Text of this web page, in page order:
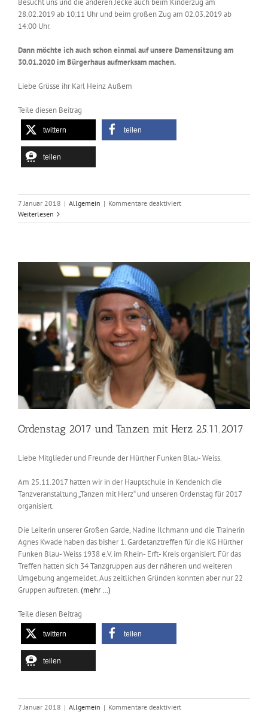
Besucht uns und die anderen Jecke auch beim Kinderzug am
28.02.2019 ab 10:11 Uhr und beim großen Zug am 02.03.2019 ab
14:00 Uhr.
Dann möchte ich auch schon einmal auf unsere Damensitzung am
30.01.2020 im Bürgerhaus aufmerksam machen.
Liebe Grüsse ihr Karl Heinz Außem
Teile diesen Beitrag
twittern teilen
teilen
7 Januar 2018 | Allgemein | Kommentare deaktiviertfür
gutes
Freunde
der
Hürther
Funken
Blau-
Weiterlesen
Ordenstag 2017 und Tanzen mit Herz 25.11.2017
Liebe Mitglieder und Freunde der Hürther Funken Blau- Weiss.
Am 25.11.2017 hatten wir in der Hauptschule in Kendenich die
Tanzveranstaltung „Tanzen mit Herz“ und unseren Ordenstag für 2017
organisiert.
Die Leiterin unserer Großen Garde, Nadine Ilchmann und die Trainerin
Agnes Kwade haben das bisher 1. Gardetanztreffen für die KG Hürther
Funken Blau- Weiss 1938 e.V. im Rhein- Erft- Kreis organisiert. Für das
Treffen hatten sich 34 Tanzgruppen aus der näheren und weiteren
Umgebung angemeldet. Aus zeitlichen Gründen konnten aber nur 22
Gruppen auftreten.(mehr …)
Teile diesen Beitrag
twittern teilen
teilen
7 Januar 2018 | Allgemein | Kommentare deaktiviertfür